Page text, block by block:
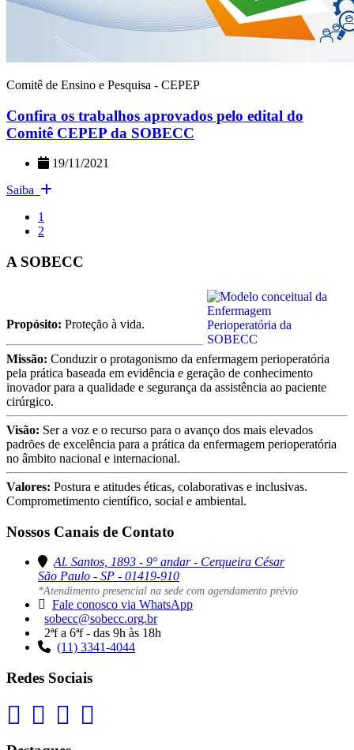
Comitê de Ensino e Pesquisa - CEPEP
Confira os trabalhos aprovados pelo edital do
Comitê CEPEP da SOBECC
19/11/2021
Saiba
1
2
A SOBECC
Propósito: Proteção à vida.
Missão: Conduzir o protagonismo da enfermagem perioperatória
pela prática baseada em evidência e geração de conhecimento
inovador para a qualidade e segurança da assistência ao paciente
cirúrgico.
Visão: Ser a voz e o recurso para o avanço dos mais elevados
padrões de excelência para a prática da enfermagem perioperatória
no âmbito nacional e internacional.
Valores: Postura e atitudes éticas, colaborativas e inclusivas.
Comprometimento científico, social e ambiental.
Nossos Canais de Contato
Al. Santos, 1893 - 9° andar - Cerqueira César
São Paulo - SP - 01419-910
*Atendimento presencial na sede com agendamento prévio
Fale conosco via WhatsApp
sobecc@sobecc.org.br
2ªf a 6ªf - das 9h às 18h
(11) 3341-4044
Redes Sociais